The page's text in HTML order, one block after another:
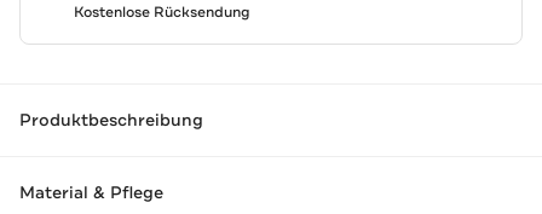
Kostenlose Rücksendung
Produktbeschreibung
Material & Pflege